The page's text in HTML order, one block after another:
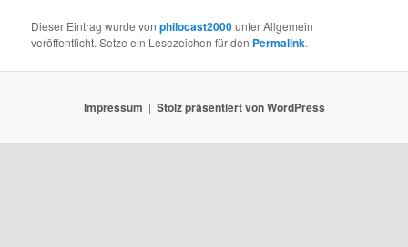
Dieser Eintrag wurde vonphilocast2000unter Allgemein
veröffentlicht. Setze ein Lesezeichen für den Permalink.
Impressum Stolz präsentiert von WordPress